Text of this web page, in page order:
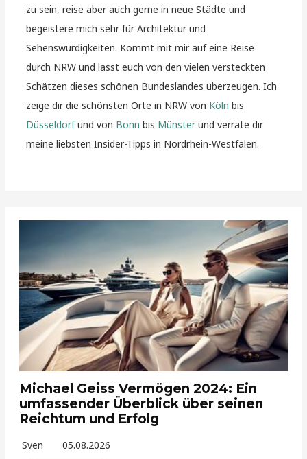
zu sein, reise aber auch gerne in neue Städte und
begeistere mich sehr für Architektur und
Sehenswürdigkeiten. Kommt mit mir auf eine Reise
durch NRW und lasst euch von den vielen versteckten
Schätzen dieses schönen Bundeslandes überzeugen. Ich
zeige dir die schönsten Orte in NRW von Köln bis
Düsseldorfund von Bonn bis Münsterund verrate dir
meine liebsten Insider-Tipps in Nordrhein-Westfalen.
Michael Geiss Vermögen 2024: Ein
umfassender Überblick über seinen
Reichtum und Erfolg
Sven 05.08.2026